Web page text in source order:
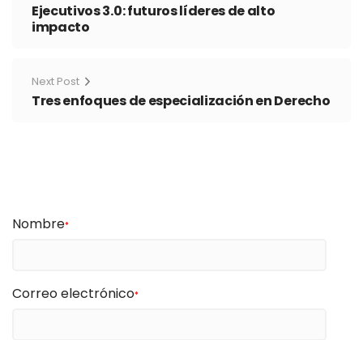
Ejecutivos 3.0: futuros líderes de alto
impacto
Next Post
Tres enfoques de especialización en Derecho
Nombre*
Correo electrónico*